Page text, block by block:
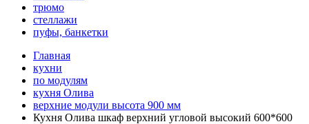
трюмо
стеллажи
пуфы, банкетки
Главная
кухни
по модулям
кухня Олива
верхние модули высота 900 мм
Кухня Олива шкаф верхний угловой высокий 600*600